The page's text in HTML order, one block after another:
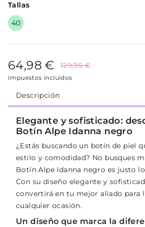
Tallas
40
64,98 € 129,95 €
Impuestos incluidos
Descripción
Elegante y sofisticado:
Botín Alpe Idanna negro
¿Estás buscando un botín de piel
estilo y comodidad? No busques
Botín Alpe Idanna negro es justo
Con su diseño elegante y
convertirá en tu mejor aliado para
cualquier ocasión.
Un diseño que marca la